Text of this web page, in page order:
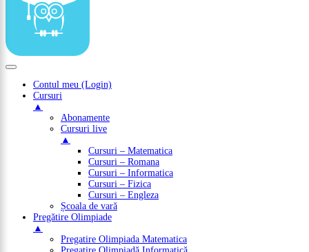
Contul meu (Login)
Cursuri
▲
Abonamente
Cursuri live
▲
Cursuri – Matematica
Cursuri – Romana
Cursuri – Informatica
Cursuri – Fizica
Cursuri – Engleza
Școala de vară
Pregătire Olimpiade
▲
Pregatire Olimpiada Matematica